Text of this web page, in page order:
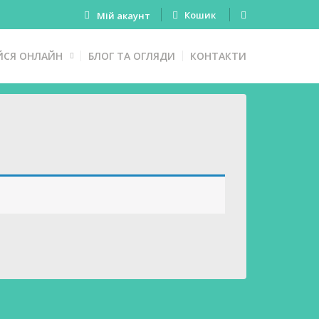
Мій акаунт Кошик
ОНЛАЙН БЛОГ ТА ОГЛЯДИ КОНТАКТИ